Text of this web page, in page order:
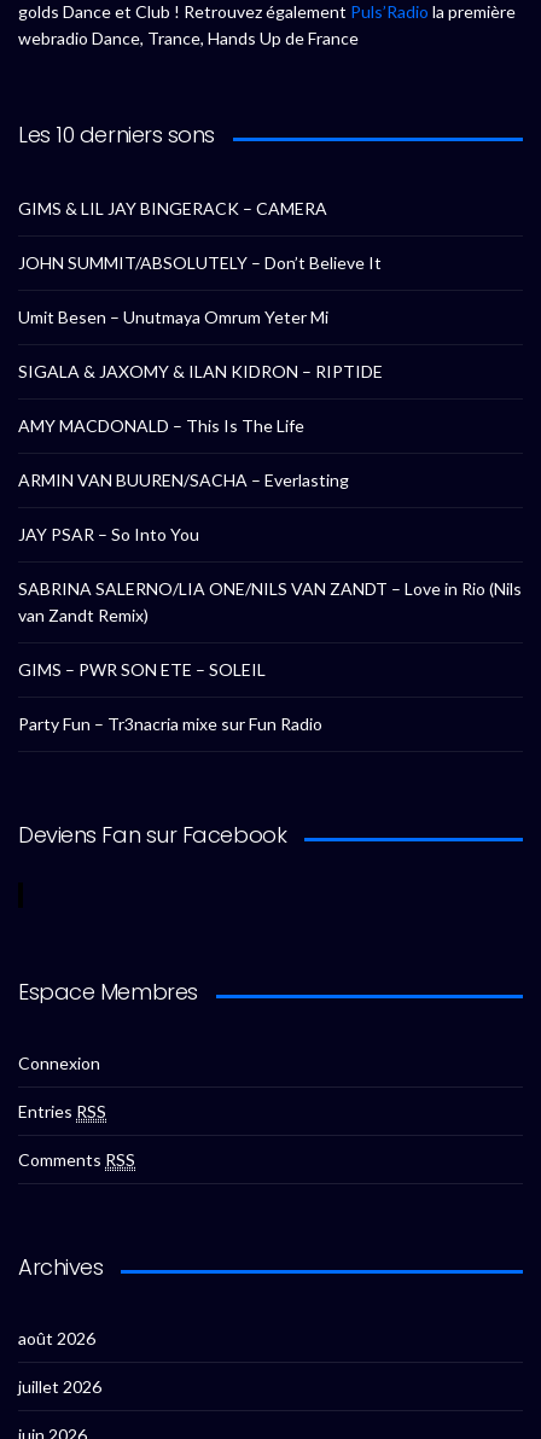
golds Dance et Club ! Retrouvez également Puls’Radio la première
webradio Dance, Trance, Hands Up de France
Les 10 derniers sons
GIMS & LIL JAY BINGERACK – CAMERA
JOHN SUMMIT/ABSOLUTELY – Don’t Believe It
Umit Besen – Unutmaya Omrum Yeter Mi
SIGALA & JAXOMY & ILAN KIDRON – RIPTIDE
AMY MACDONALD – This Is The Life
ARMIN VAN BUUREN/SACHA – Everlasting
JAY PSAR – So Into You
SABRINA SALERNO/LIA ONE/NILS VAN ZANDT – Love in Rio (Nils
van Zandt Remix)
GIMS – PWR SON ETE – SOLEIL
Party Fun – Tr3nacria mixe sur Fun Radio
Deviens Fan sur Facebook
Espace Membres
Connexion
Entries RSS
Comments RSS
Archives
août 2026
juillet 2026